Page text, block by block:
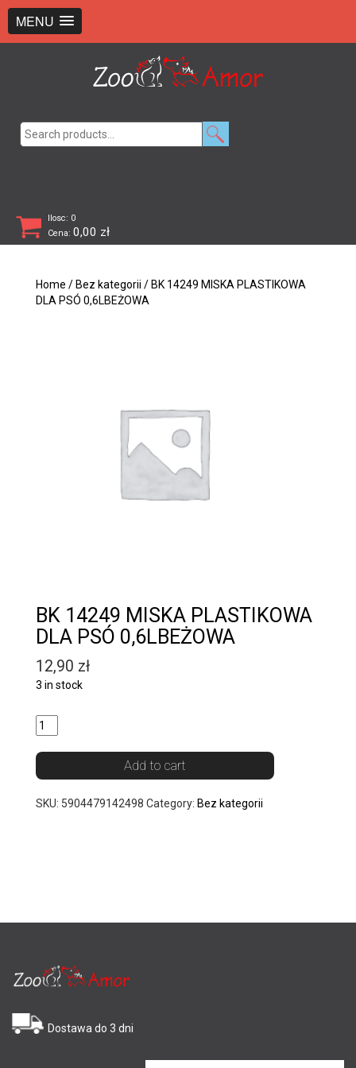
MENU
Ilosc: 0
Cena: 0,00 zł
Home / Bez kategorii / BK 14249 MISKA PLASTIKOWA
DLA PSÓ 0,6LBEŻOWA
BK 14249 MISKA PLASTIKOWA
DLA PSÓ 0,6LBEŻOWA
12,90 zł
3 in stock
Add to cart
SKU: 5904479142498 Category: Bez kategorii
Dostawa do 3 dni